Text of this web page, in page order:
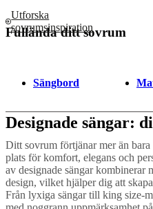
Utforska
sovrumsinspiration
Fullända ditt sovrum
Sängbord
Designade sängar:
Ditt sovrum förtjänar mer än
plats för komfort, elegans och
av designade sängar kombinerar
design, vilket hjälper dig att
Från lyxiga sängar till king size-